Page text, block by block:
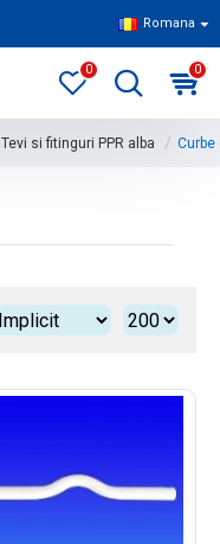
Romana
0 0
Tevi si fitinguri PPR alba Curbe